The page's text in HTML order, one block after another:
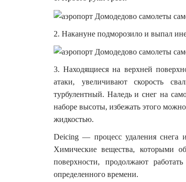
2. Накануне подморозило и выпал
3. Находящиеся на верхней
атаки, увеличивают скорость
турбулентный. Наледь и снег на
наборе высоты, избежать этого
жидкостью.
Deicing — процесс удаления снега
Химические вещества, которыми
поверхности, продолжают
определенного времени.